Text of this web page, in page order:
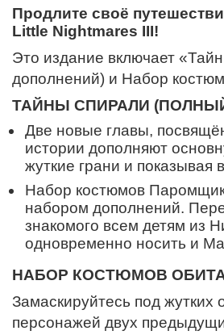
Продлите своё
Little Nightmares III!
Это издание включает
дополнений) и Набор
ТАЙНЫ СПИРАЛИ
Две новые главы,
истории дополняют
жуткие грани и показывая
Набор костюмов
набором дополнений.
знакомого всем детям из
одновременно носить и
НАБОР КОСТЮМОВ
Замаскируйтесь под
персонажей двух